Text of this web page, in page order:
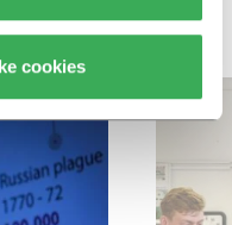
cookies